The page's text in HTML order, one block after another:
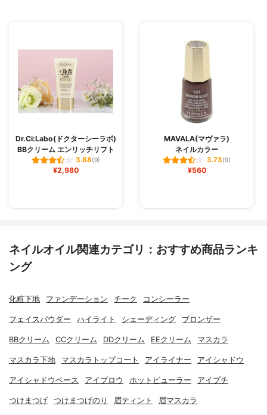
Dr.Ci:Labo(ドクターシーラボ)
BBクリーム エンリッチリフト
3.88(9)
¥2,980
MAVALA(マヴァラ)
ネイルカラー
3.73(9)
¥560
ネイルオイル関連カテゴリ：おすすめ商品ランキ
ング
化粧下地 ファンデーション チーク コンシーラー
フェイスパウダー ハイライト シェーディング ブロンザー
BBクリーム CCクリーム DDクリーム EEクリーム マスカラ
マスカラ下地 マスカラトップコート アイライナー アイシャドウ
アイシャドウベース アイブロウ ホットビューラー アイプチ
つけまつげ つけまつげのり 眉ティント 眉マスカラ